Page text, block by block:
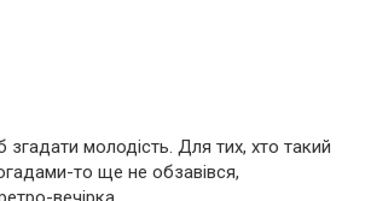
молодість. Для тих, хто такий
то ще не обзавівся,